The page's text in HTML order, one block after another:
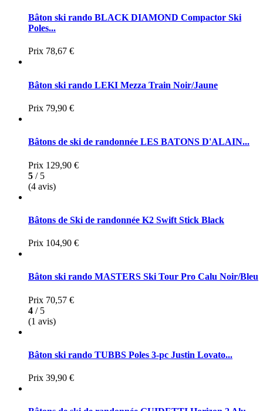
Bâton ski rando BLACK DIAMOND Compactor Ski
Poles...
Prix 78,67 €
Bâton ski rando LEKI Mezza Train Noir/Jaune
Prix 79,90 €
Bâtons de ski de randonnée LES BATONS D'ALAIN...
Prix 129,90 €
5 / 5
(4 avis)
Bâtons de Ski de randonnée K2 Swift Stick Black
Prix 104,90 €
Bâton ski rando MASTERS Ski Tour Pro Calu Noir/Bleu
Prix 70,57 €
4 / 5
(1 avis)
Bâton ski rando TUBBS Poles 3-pc Justin Lovato...
Prix 39,90 €